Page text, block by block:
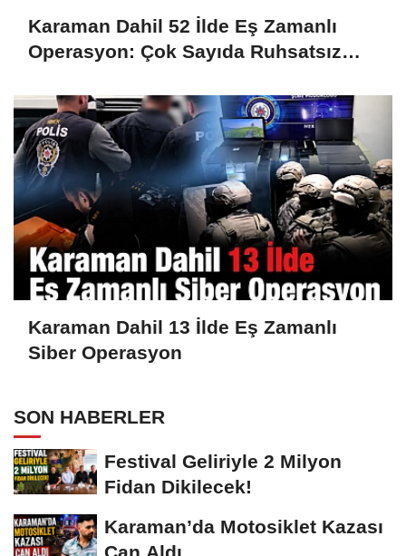
Karaman Dahil 52 İlde Eş Zamanlı
Operasyon: Çok Sayıda Ruhsatsız
Karaman Dahil 13 İlde Eş Zamanlı
Siber Operasyon
SON HABERLER
Festival Geliriyle 2 Milyon
Fidan Dikilecek!
Karaman’da Motosiklet Kazası